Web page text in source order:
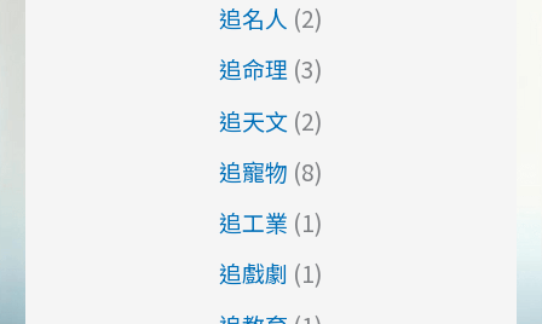
追名人 (2)
追命理 (3)
追天文 (2)
追寵物 (8)
追工業 (1)
追戲劇 (1)